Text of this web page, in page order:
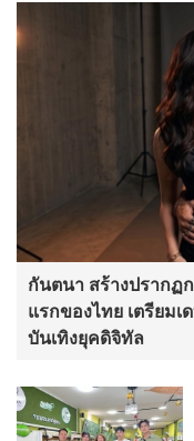
กันตนา สร้างปรากฏ
แรกของไทย เตรียม
บันเทิงยุคดิจิทัล